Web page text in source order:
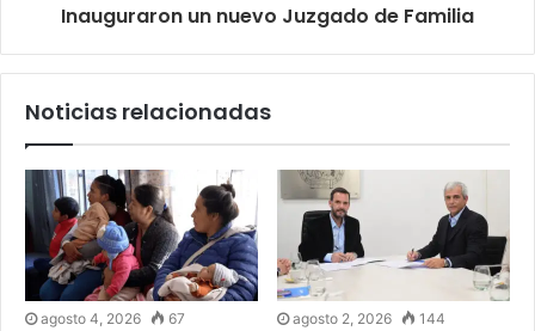
Inauguraron un nuevo Juzgado de Familia
Noticias relacionadas
agosto 4, 2026 67 agosto 2, 2026 144